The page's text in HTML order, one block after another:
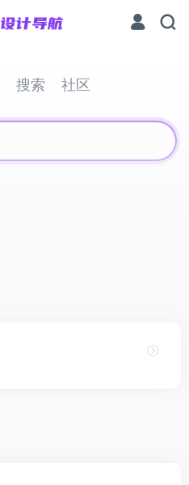
搜索 社区